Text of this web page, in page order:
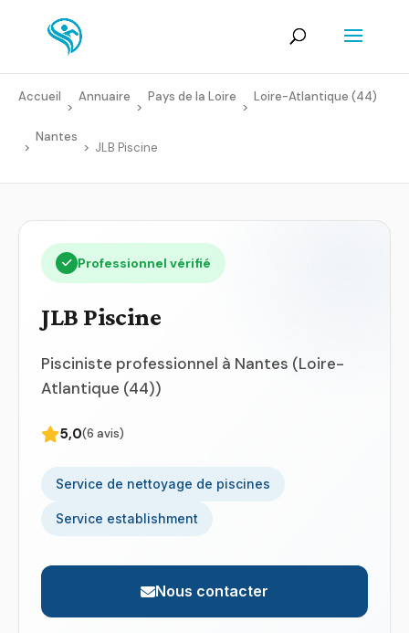
Accueil
>
Annuaire
>
Pays de la Loire
>
Loire-Atlantique (44)
>
Nantes
> JLB Piscine
Professionnel vérifié
JLB Piscine
Pisciniste professionnel à Nantes (Loire-
Atlantique (44))
5,0(6 avis)
Service de nettoyage de piscines
Service establishment
Nous contacter